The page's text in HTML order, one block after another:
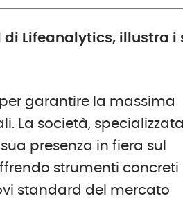
Lifeanalytics, illustra
garantire la massima
La società,
presenza in fiera sul
strumenti concreti
standard del mercato